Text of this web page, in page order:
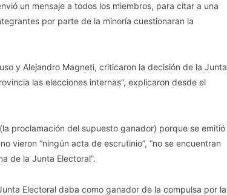
un mensaje a todos los miembros, para citar a una
por parte de la minoría cuestionaran la
y Alejandro Magneti, criticaron la decisión de la Junta
las elecciones internas”, explicaron desde el
proclamación del supuesto ganador) porque se emitió
vieron “ningún acta de escrutinio”, “no se encuentran
de la Junta Electoral”.
Electoral daba como ganador de la compulsa por la